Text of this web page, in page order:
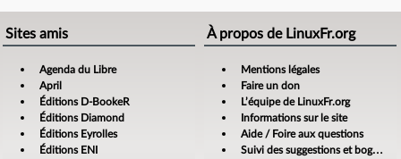
Sites amis
Agenda du Libre
April
Éditions D-BookeR
Éditions Diamond
Éditions Eyrolles
Éditions ENI
À propos de LinuxFr.org
Mentions légales
Faire un don
L’équipe de LinuxFr.org
Informations sur le site
Aide / Foire aux questions
Suivi des suggestions et bogues